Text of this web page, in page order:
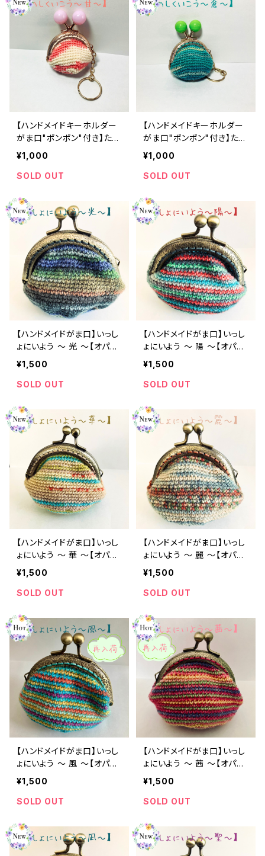
【ハンドメイドキーホルダー
がま口"ポンポン"付き】たの
しくいこう ～ 甘 ～【オパー
ル毛糸】
¥1,000
SOLD OUT
【ハンドメイドキーホルダー
がま口"ポンポン"付き】たの
しくいこう ～ 蒼 ～【オパー
ル毛糸】
¥1,000
SOLD OUT
【ハンドメイドがま口】いっし
ょにいよう ～ 光 ～【オパー
ル毛糸】
¥1,500
SOLD OUT
【ハンドメイドがま口】いっし
ょにいよう ～ 陽 ～【オパー
ル毛糸】
¥1,500
SOLD OUT
【ハンドメイドがま口】いっし
ょにいよう ～ 華 ～【オパー
ル毛糸】
¥1,500
SOLD OUT
【ハンドメイドがま口】いっし
ょにいよう ～ 麗 ～【オパー
ル毛糸】
¥1,500
SOLD OUT
【ハンドメイドがま口】いっし
ょにいよう ～ 風 ～【オパー
ル毛糸】
¥1,500
SOLD OUT
【ハンドメイドがま口】いっし
ょにいよう ～ 茜 ～【オパー
ル毛糸】
¥1,500
SOLD OUT